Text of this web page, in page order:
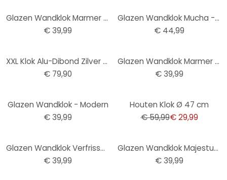
Glazen Wandklok Marmer Look
€ 39,99
Glazen Wandklok Mucha - Sleutelbloemen
€ 44,99
XXL Klok Alu-Dibond Zilver - Ø 70 cm
€ 79,90
Glazen Wandklok Marmer Look
€ 39,99
Glazen Wandklok - Modern
€ 39,99
Houten Klok Ø 47 cm
€ 59,99€ 29,99
Glazen Wandklok Verfrissend Fruit
€ 39,99
Glazen Wandklok Majestueus Hert
€ 39,99